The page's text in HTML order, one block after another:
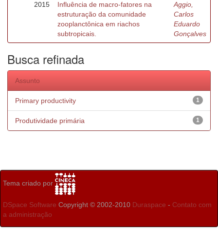
2015
Influência de macro-fatores na
estruturação da comunidade
zooplanctônica em riachos
subtropicais.
Aggio,
Carlos
Eduardo
Gonçalves
Busca refinada
Assunto
1
Primary productivity
1
Produtividade primária
Tema criado por
DSpace Software Copyright © 2002-2010 Duraspace - Contato com
a administração